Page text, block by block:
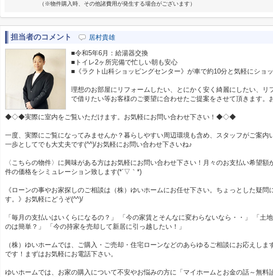
（※物件購入時、その他諸費用が発生する場合がございます）
担当者のコメント 居村貴雄
■令和5年6月：給湯器交換
■トイレ2ヶ所完備で忙しい朝も安心
■《ラクト山科ショッピングセンター》が車で約10分と気軽にショ
理想のお部屋にリフォームしたい、とにかく安く綺麗にしたい、リ
で借りたい等お客様のご要望に合わせたご提案をさせて頂きます。
◆◇◆実際に室内をご覧いただけます。お気軽にお問い合わせ下さい！◆◇◆
一度、実際にご覧になってみませんか？暮らしやすい周辺環境も含め、スタッフがご案内
一歩としてでも大丈夫です(^^)/お気軽にお問い合わせ下さいね♪
〈こちらの物件〉に興味がある方はお気軽にお問い合わせ下さい！月々のお支払い希望額
件の価格をシミュレーション致します(*´▽｀*)
《ローンの事やお家探しのご相談は（株）ゆいホームにお任せ下さい。ちょっとした疑問
す。》お気軽にどうぞ(^^)/
「毎月の支払いはいくらになるの？」 「今の家賃とそんなに変わらないなら・・」 「土
のは簡単？」 「今の持家を売却して新居に引っ越したい！」
（株）ゆいホームでは、ご購入・ご売却・住宅ローンなどのあらゆるご相談にお応えしま
です！まずはお気軽にお電話下さい。
ゆいホームでは、お家の購入について不安やお悩みの方に「マイホームとお金の話～無料